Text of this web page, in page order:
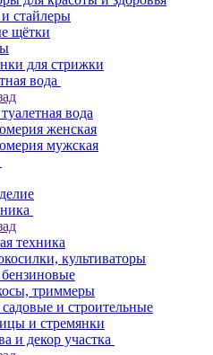
стайлеры
щётки
для стрижки
вода
вода
женская
мужская
техника
культиваторы
триммеры
и строительные
и стремянки
и декор участка